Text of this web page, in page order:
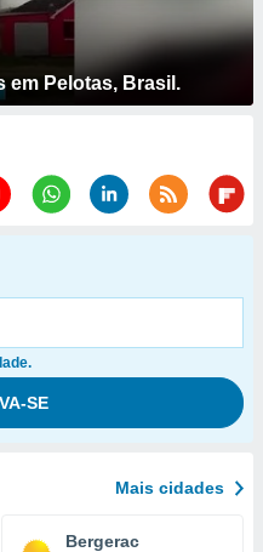
em Pelotas, Brasil.
Mais cidades
Bergerac